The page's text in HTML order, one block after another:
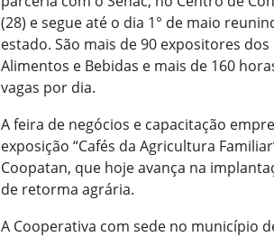
(28) e segue até o dia 1° de maio
estado. São mais de 90 expositores
Alimentos e Bebidas e mais de 160
vagas por dia.
A feira de negócios e capacitação
exposição “Cafés da Agricultura
Coopatan, que hoje avança na
de retorma agrária.
A Cooperativa com sede no município